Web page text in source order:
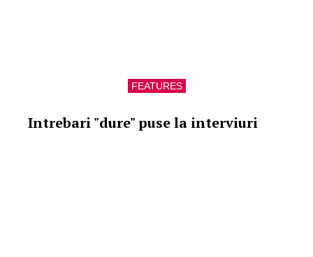
FEATURES
Intrebari "dure" puse la interviuri